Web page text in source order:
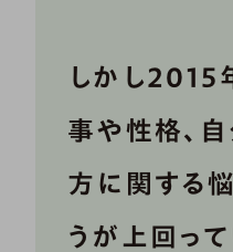
しかし2015
事や性格、
方に関する
うが上回って